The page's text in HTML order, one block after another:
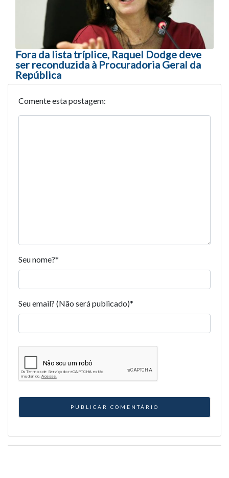
Fora da lista tríplice, Raquel Dodge deve
ser reconduzida à Procuradoria Geral da
República
Comente esta postagem:
Seu nome?*
Seu email? (Não será publicado)*